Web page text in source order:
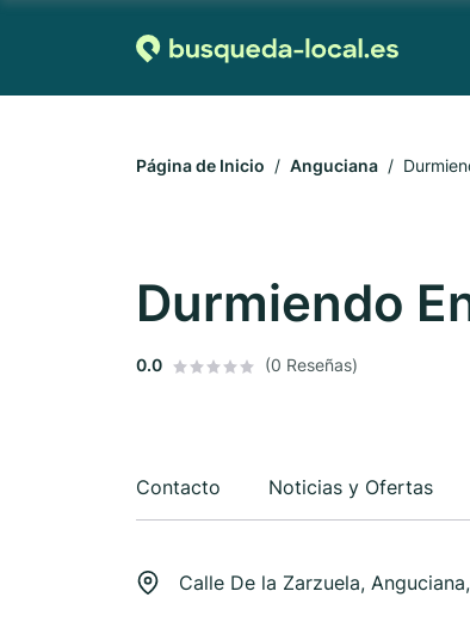
Página de Inicio Anguciana
Durmiendo
0.0 (0 Reseñas)
Contacto Noticias y Ofertas
Calle De la Zarzuela,